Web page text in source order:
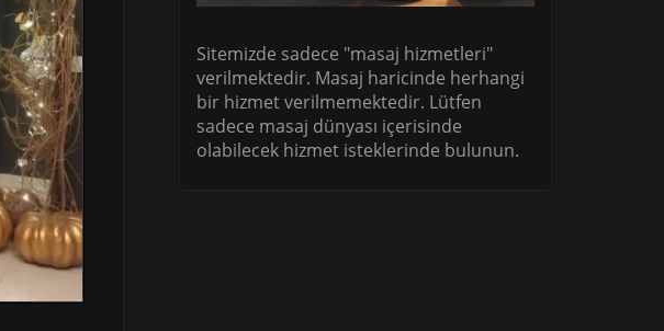
Sitemizde sadece "masaj hizmetleri"
verilmektedir. Masaj haricinde herhangi
bir hizmet verilmemektedir. Lütfen
sadece masaj dünyası içerisinde
olabilecek hizmet isteklerinde bulunun.